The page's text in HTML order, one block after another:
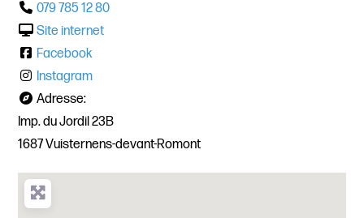
079 785 12 80
Site internet
Facebook
Instagram
Adresse:
Imp. du Jordil 23B
1687 Vuisternens-devant-Romont